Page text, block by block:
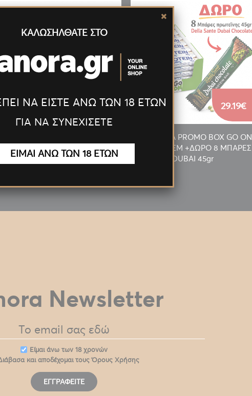
ΦΛΟΓΙΣΤΡΟ LED ΠΟΛΥΤΕΛ.
ΧΡΥΣΟΣ
27.55€
ΠΡΟΣΦΟΡΑ PROMO BOX GO ON
MILKY 24TEM +ΔΩΡΟ 8 ΜΠΑΡΕΣ
DUBAI 45gr
29.19€
Newsletter
Eίμαι άνω των 18 χρονών
και αποδέχομαι τουςΌρους Χρήσης
ΕΓΓΡΑΦΕΊΤΕ
ΚΑΛΩΣΗΛΘΑΤΕ ΣΤΟ
ΝΑ ΕΙΣΤΕ ΑΝΩ ΤΩΝ 18 ΕΤΩΝ
ΓΙΑ ΝΑ ΣΥΝΕΧΙΣΕΤΕ
ΕΙΜΑΙ ΑΝΩ ΤΩΝ 18 ΕΤΩΝ